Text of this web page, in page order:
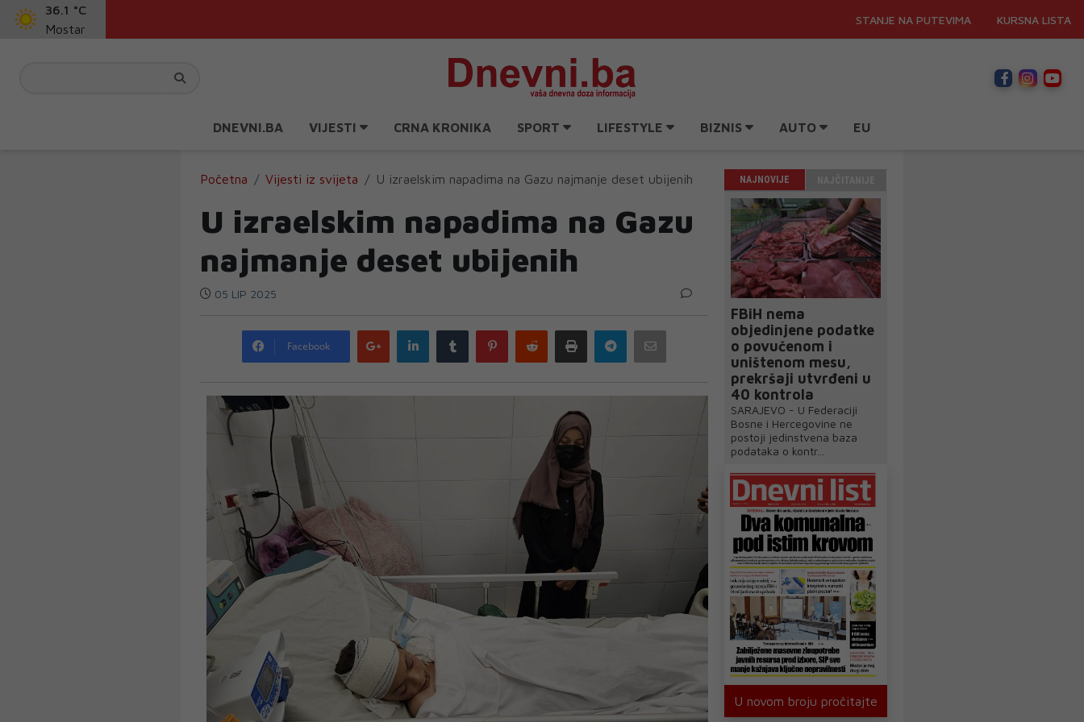
36.1 °C
Mostar
STANJE NA PUTEVIMA KURSNA LISTA
DNEVNI.BA VIJESTI CRNA KRONIKA SPORT LIFESTYLE BIZNIS AUTO EU
Početna Vijesti iz svijeta U izraelskim napadima na Gazu najmanje deset ubijenih
U izraelskim napadima na Gazu
najmanje deset ubijenih
05 LIP 2025
Facebook
Google
plus
LinkedIn Tumblr PinterestReddit Print Telegram
NAJNOVIJE
FBiH nema
objedinjene podatke
o povučenom i
uništenom mesu,
prekršaji utvrđeni u
40 kontrola
SARAJEVO - U Federaciji
Bosne i Hercegovine ne
postoji jedinstvena baza
podataka o kontr...
U novom broju pročitajte